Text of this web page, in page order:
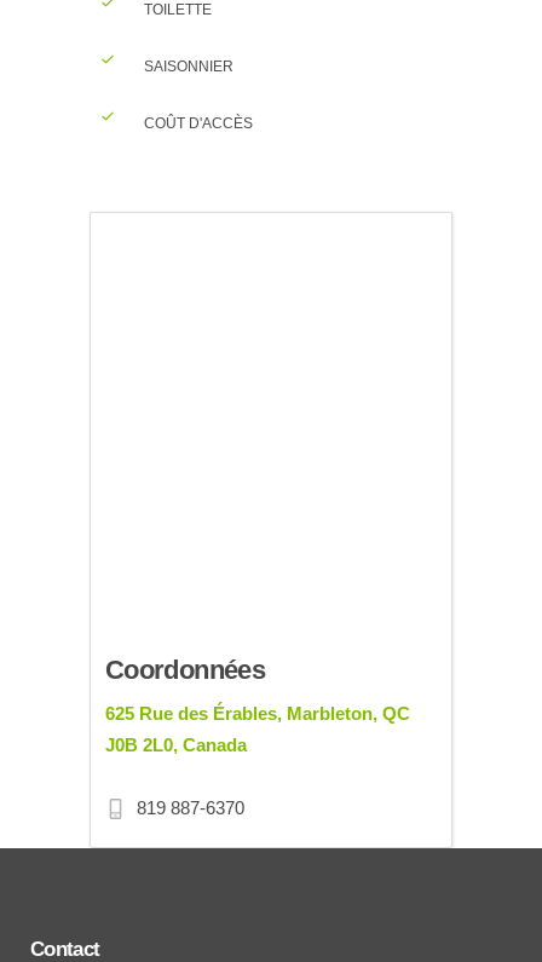
TOILETTE
SAISONNIER
COÛT D'ACCÈS
Coordonnées
625 Rue des Érables, Marbleton, QC
J0B 2L0, Canada
819 887-6370
Contact